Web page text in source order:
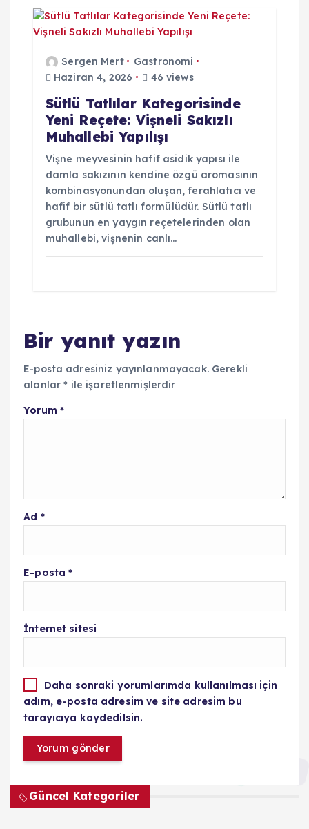
Sergen Mert
Gastronomi
Haziran 4, 2026
46 views
Sütlü Tatlılar Kategorisinde
Yeni Reçete: Vişneli Sakızlı
Muhallebi Yapılışı
Vişne meyvesinin hafif asidik yapısı ile
damla sakızının kendine özgü aromasının
kombinasyonundan oluşan, ferahlatıcı ve
hafif bir sütlü tatlı formülüdür. Sütlü tatlı
grubunun en yaygın reçetelerinden olan
muhallebi, vişnenin canlı…
Bir yanıt yazın
E-posta adresiniz yayınlanmayacak. Gerekli
alanlar* ile işaretlenmişlerdir
Yorum *
Ad *
E-posta*
İnternet sitesi
Daha sonraki yorumlarımda kullanılması için
adım, e-posta adresim ve site adresim bu
tarayıcıya kaydedilsin.
Güncel Kategoriler